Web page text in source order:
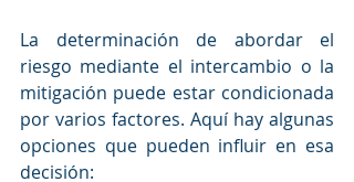
La determinación de abordar el
riesgo mediante el intercambio o la
mitigación puede estar condicionada
por varios factores. Aquí hay algunas
opciones que pueden influir en esa
decisión: